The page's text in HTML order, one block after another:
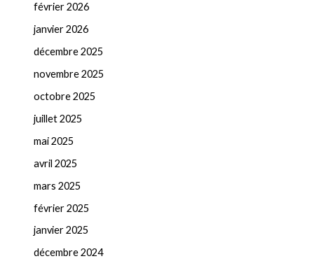
février 2026
janvier 2026
décembre 2025
novembre 2025
octobre 2025
juillet 2025
mai 2025
avril 2025
mars 2025
février 2025
janvier 2025
décembre 2024